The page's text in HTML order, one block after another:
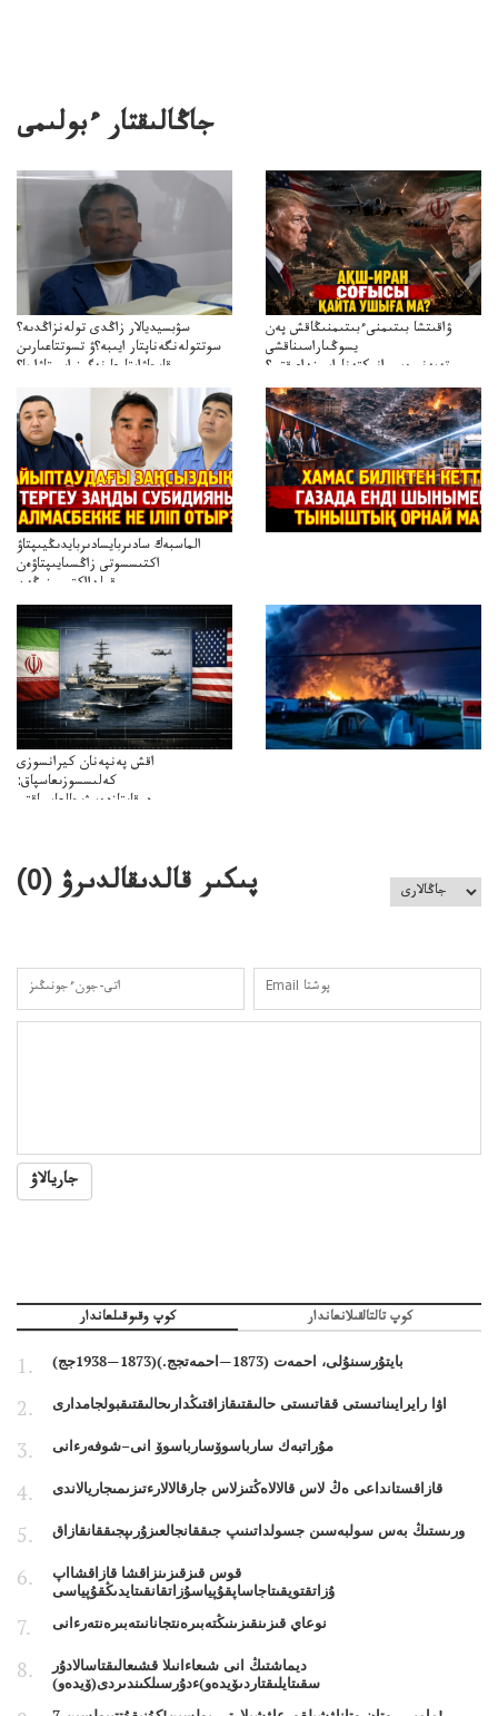
جاڭالىقتار ءبولىمى
سۋبسيديالار زاڭدى تولەنزاڭدىە؟
سوتتولەنگەناپتار ايىبە؟ۋ تسوتتاعىارىن
قايجاۋاپتارعا نەگىز ايىپتاۋا ما؟
تۇجىرىمدارىنقايتاقاراۋعانەگىزبولاالاما؟
ۋاقىتشا بىتىمنىءبىتىمنىڭاقش پەن
يسوڭىاراسىناقشى
تەپەنىرەسيرانىكتەناراسىنداعىقتى؟
تەكەتىرەسنەلىكتەنقايتاۋشىقتى؟
الماسبەك سادىربايسادىربايدىڭيىپتاۋ
اكتىسسوتى زاڭسىايىپتاۋەن
قولدااكتىسىنىڭەن
ميلليونزاڭسىزدىعىمەنقولدانوسىرىلگەنميلليوندار
اقش پەنپەنان كيرانسوزى
كەلىسسوزىعاسپاق:
دوقايتازدەسۋىجالعاسپاقتى
پىكىر قالدىقالدىرۋ (0
)
جاريالاۋ
كوپ وقىوقىلعاندار كوپ تالتالقىلانعاندار
بايتۇرسىنۇلى، احمەت (1873—احمەتجج.)(1873—1938جج)
اۋا رايرايىناتىستى ققاتىستى حالىقتىقازاقتىڭدارىحالىقتىقبولجامدارى
مۇراتبەك سارباسوۆسارباسوۆ انى–شوفەرءانى
قازاقستانداعى ەڭ لاس قالالاەڭتىزلاس جارقالالارءتىزىمىجاريالاندى
ورىستىڭ بەس سولبەسىن جسولداتىنىپ جىققانجالعىزۇرىپجىققانقازاق
قوس قىزقىزىنزاقشا قازاقشااپ
ۇزاتقتويقىتاجاساپقۇپياسۇزاتقانقىتايدىڭقۇپياسى
نوعاي قىزىنقىزىنىڭتەبىرەنتجانانىتەبىرەنتەرءانى
ديماشتىڭ انى شىعاءانىلا قشىعالىقتاسالادۇر
سقىتايلىقتاردىۆيدەو)ءدۇرسىلكىندىردى(ۆيدەو)